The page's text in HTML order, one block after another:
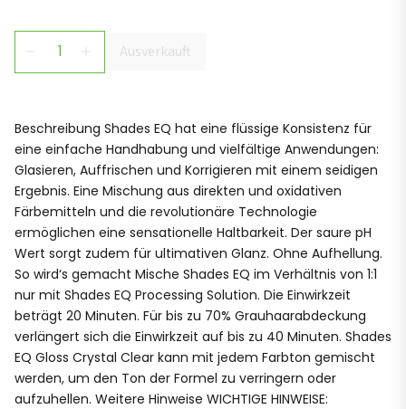
Ausverkauft
Beschreibung Shades EQ hat eine flüssige Konsistenz für
eine einfache Handhabung und vielfältige Anwendungen:
Glasieren, Auffrischen und Korrigieren mit einem seidigen
Ergebnis. Eine Mischung aus direkten und oxidativen
Färbemitteln und die revolutionäre Technologie
ermöglichen eine sensationelle Haltbarkeit. Der saure pH
Wert sorgt zudem für ultimativen Glanz. Ohne Aufhellung.
So wird‘s gemacht Mische Shades EQ im Verhältnis von 1:1
nur mit Shades EQ Processing Solution. Die Einwirkzeit
beträgt 20 Minuten. Für bis zu 70% Grauhaarabdeckung
verlängert sich die Einwirkzeit auf bis zu 40 Minuten. Shades
EQ Gloss Crystal Clear kann mit jedem Farbton gemischt
werden, um den Ton der Formel zu verringern oder
aufzuhellen. Weitere Hinweise WICHTIGE HINWEISE: